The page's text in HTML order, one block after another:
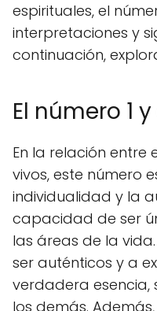
espirituales, el
interpretaciones y
continuación,
El número 1
En la relación entre
vivos, este número
individualidad y la
capacidad de ser
las áreas de la vida.
ser auténticos y a
verdadera esencia,
los demás.